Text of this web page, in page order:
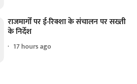
राजमार्गों पर ई-रिक्शा के संचालन पर सख्ती
के निर्देश
17 hours ago